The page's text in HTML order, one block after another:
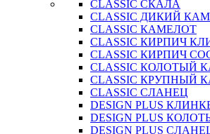
CLASSIC СКАЛА
CLASSIC ДИКИЙ
CLASSIC КАМЕЛОТ
CLASSIC КИРПИЧ
CLASSIC КИРПИЧ
CLASSIC КОЛОТЫЙ
CLASSIC КРУПНЫЙ
CLASSIC СЛАНЕЦ
DESIGN PLUS
DESIGN PLUS
DESIGN PLUS